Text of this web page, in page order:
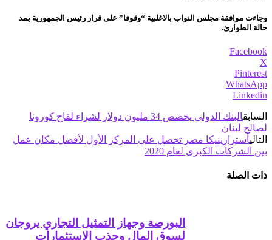
وجاءت موافقة مجلس النواب بالاغلبية “وقوفا” على قرار رئيس الجمهورية بمد
حالة الطوارئ.
Facebook
X
Pinterest
WhatsApp
Linkedin
السابق
البنك الدولى يخصص 34 مليون دولار لشراء لقاح كورونا
لصالح لبنان‎
التاليأسترازينيكا مصر تحصل على المركز الأول لأفضل مكان عمل
بين الشركات الكبرى لعام 2020
ذات الصلة
البورصة وجهاز التمثيل التجاري يروجان
لسوق المال وجذب الاستثمارات